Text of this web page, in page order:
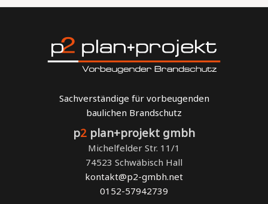
Sachverständige für vorbeugenden
baulichen Brandschutz
p2 plan+projekt gmbh
Michelfelder Str. 11/1
74523 Schwäbisch Hall
kontakt@p2-gmbh.net
0152-57942739